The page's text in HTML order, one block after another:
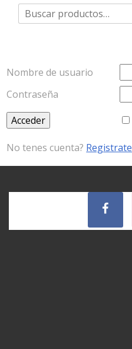
Buscar
por:
Nombre de usuario
Contraseña
No tenes cuenta? Registrate